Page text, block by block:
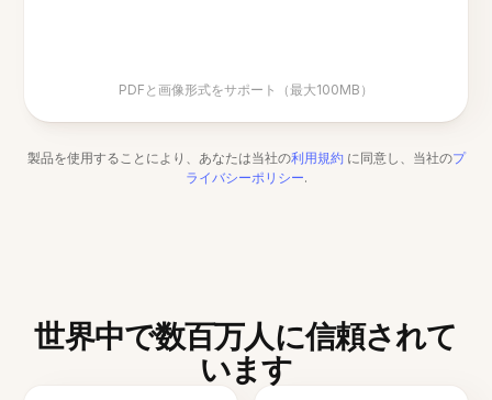
PDFと画像形式をサポート（最大100MB）
製品を使用することにより、あなたは当社の利用規約 に同意し、当社のプ
ライバシーポリシー.
世界中で数百万人に信頼されて
います